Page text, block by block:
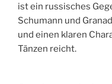
ist ein russisches
Schumann und
und einen klaren
Tänzen reicht.